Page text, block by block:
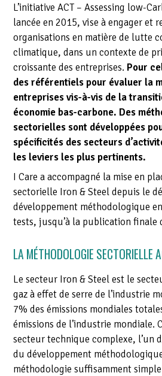
L’initiative ACT – Assessing low-
lancée en 2015, vise à engager et
organisations en matière de lutte
climatique, dans un contexte de
croissante des entreprises. Pour
des référentiels pour évaluer la
entreprises vis-à-vis de la
économie bas-carbone. Des
sectorielles sont développées
spécificités des secteurs
les leviers les plus pertinents.
I Care a accompagné la mise en
sectorielle Iron & Steel depuis le
développement méthodologique
tests, jusqu’à la publication finale
LA MÉTHODOLOGIE SECTORIELLE
Le secteur Iron & Steel est le
gaz à effet de serre de l’industrie
7% des émissions mondiales
émissions de l’industrie mondiale.
secteur technique complexe, l’un
du développement
méthodologie suffisamment